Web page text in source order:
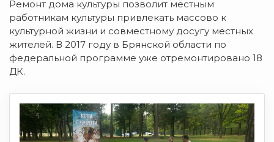
Ремонт дома культуры позволит местным
работникам культуры привлекать массово к
культурной жизни и совместному досугу местных
жителей. В 2017 году в Брянской области по
федеральной программе уже отремонтировано 18
ДК.